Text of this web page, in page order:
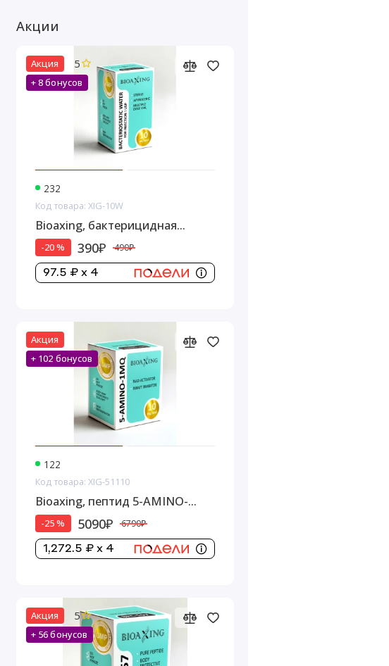
Акции
Акция
+ 8 бонусов
5
232
Код товара: XIG-10W
Bioaxing, бактерицидная
вода,1 стеклянный флакон, 10
мл
-20 % 390₽ 490₽
97.5 ₽ x 4
Акция
+ 102 бонусов
122
Код товара: XIG-51110
Bioaxing, пептид 5-AMINO-
1MQ, 10 мг
-25 % 5090₽ 6790₽
1,272.5 ₽ x 4
Акция
+ 56 бонусов
5